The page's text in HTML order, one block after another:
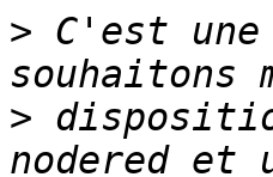
> C'est
>